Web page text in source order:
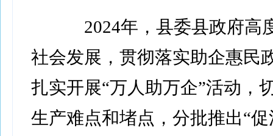
2024年，县委县政府高
社会发展，贯彻落实助企惠民
扎实开展“万人助万企”活动，
生产难点和堵点，分批推出“